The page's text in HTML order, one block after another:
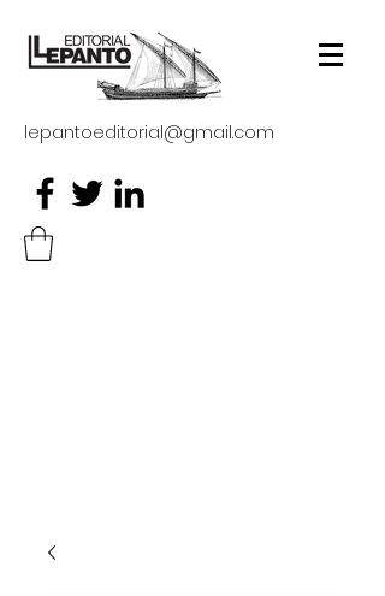
lepantoeditorial@gmail.com